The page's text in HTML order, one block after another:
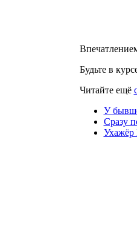
Будьте в
Читайте ещё
У
Сразу
Ухажёр